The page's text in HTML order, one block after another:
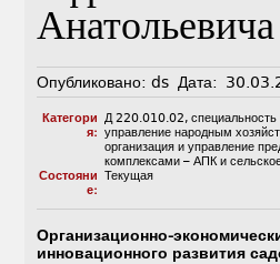
Анатольевича
Опубликовано: ds Дата:
Категори
я:
Д 220.010.02,
управление народным
организация и управление
комплексами – АПК и
Состояни
е:
Текущая
Организационно-
инновационного развития